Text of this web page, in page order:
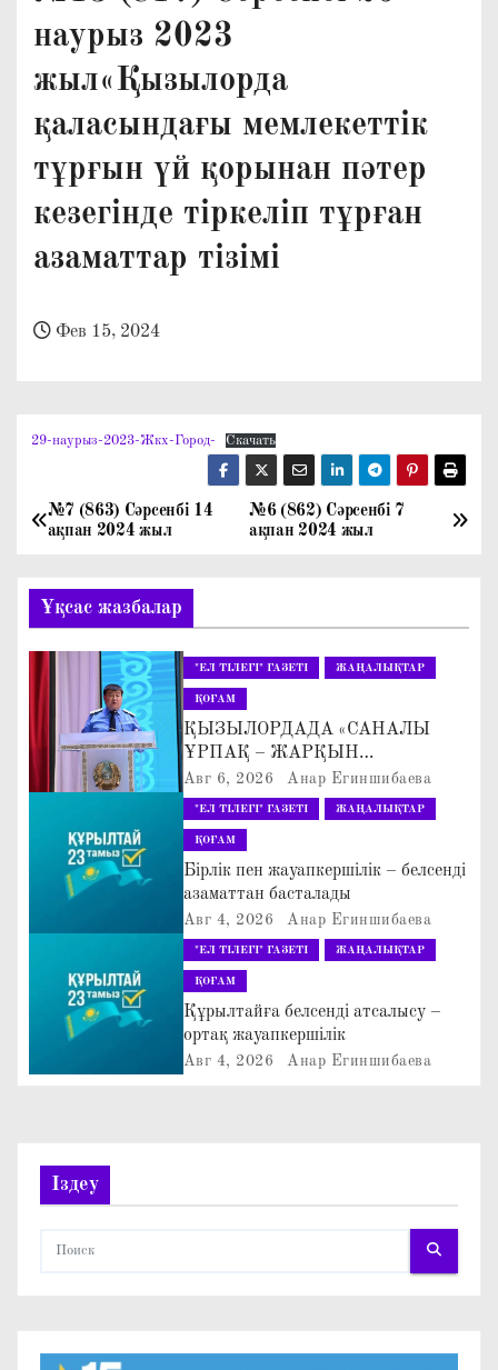
наурыз 2023
жыл«Қызылорда
қаласындағы мемлекеттік
тұрғын үй қорынан пәтер
кезегінде тіркеліп тұрған
азаматтар тізімі
Фев 15, 2024
29-наурыз-2023-Жкх-Город- Скачать
Н
в
и
г
а
ц
п
а
и
№6 (862) Сәрсенбі 7
ақпан 2024 жыл
№7 (863) Сәрсенбі 14
ақпан 2024 жыл
Ұқсас жазбалар
"ЕЛ ТІЛЕГІ" ГАЗЕТІ ЖАҢАЛЫҚТАР
ҚОҒАМ
ҚЫЗЫЛОРДАДА «САНАЛЫ
ҰРПАҚ – ЖАРҚЫН
БОЛАШАҚ» АТТЫ
КЕҢЕЙТІЛГЕН МӘЖІЛІС ӨТТІ
Авг 6, 2026 Анар Егиншибаева
"ЕЛ ТІЛЕГІ" ГАЗЕТІ ЖАҢАЛЫҚТАР
ҚОҒАМ
Бірлік пен жауапкершілік – белсенді
азаматтан басталады
Авг 4, 2026 Анар Егиншибаева
"ЕЛ ТІЛЕГІ" ГАЗЕТІ ЖАҢАЛЫҚТАР
ҚОҒАМ
Құрылтайға белсенді атсалысу –
ортақ жауапкершілік
Авг 4, 2026 Анар Егиншибаева
Іздеу